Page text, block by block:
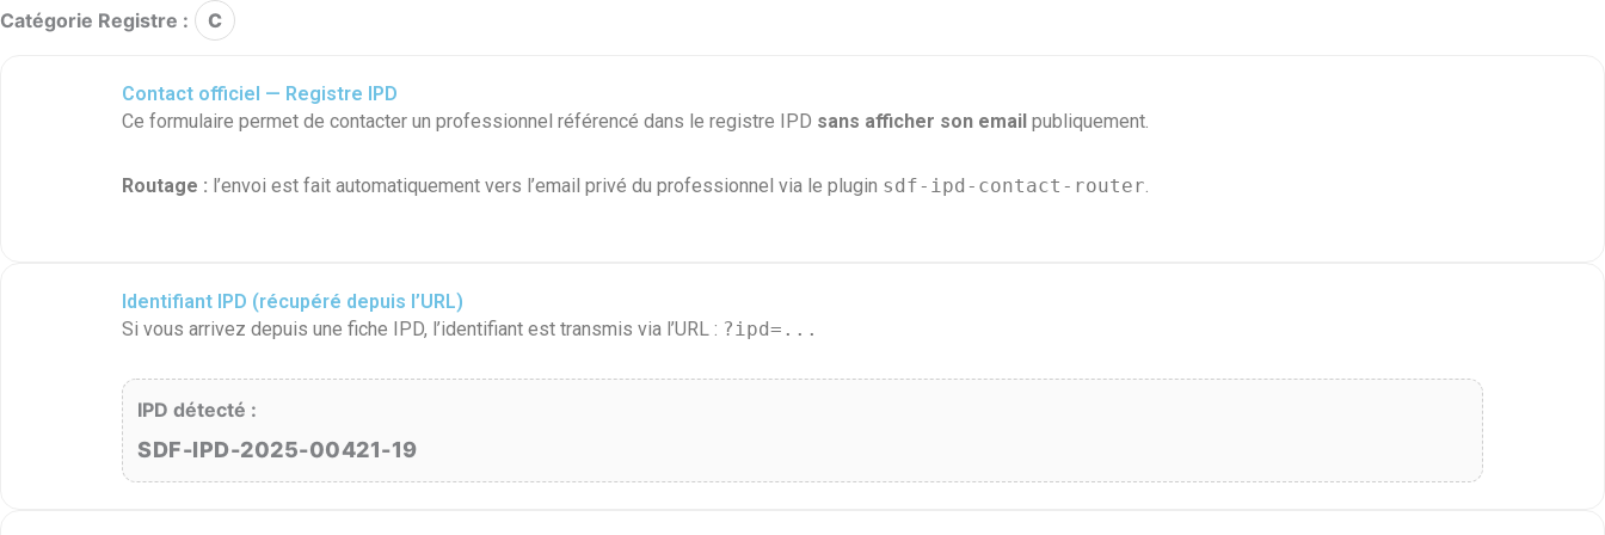
Catégorie Registre : C
Contact officiel — Registre IPD
Ce formulaire permet de contacter un professionnel référencé dans le registre IPD sans afficher son email publiquement.
Routage : l’envoi est fait automatiquement vers l’email privé du professionnel via le plugin sdf-ipd-contact-router.
Identifiant IPD (récupéré depuis l’URL)
Si vous arrivez depuis une fiche IPD, l’identifiant est transmis via l’URL : ?ipd=...
IPD détecté :
SDF-IPD-2025-00421-19